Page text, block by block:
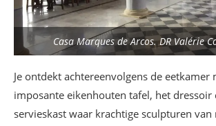
Casa Marques de Arcos. DR Valérie
Je ontdekt achtereenvolgens de eetkamer
imposante eikenhouten tafel, het dressoir
servieskast waar krachtige sculpturen